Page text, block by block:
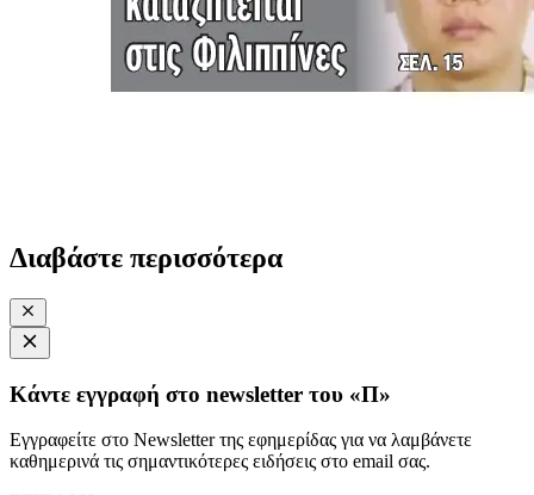
Διαβάστε περισσότερα
Κάντε εγγραφή στο newsletter του «Π»
Εγγραφείτε στο Newsletter της εφημερίδας για να λαμβάνετε
καθημερινά τις σημαντικότερες ειδήσεις στο email σας.